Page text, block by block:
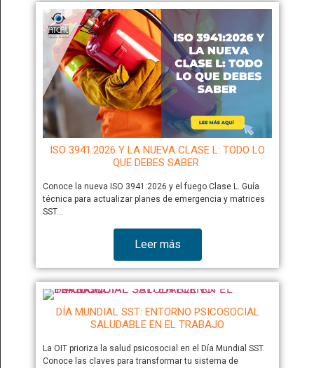
ISO 3941:2026 Y LA NUEVA CLASE L: TODO LO
QUE DEBES SABER
Conoce la nueva ISO 3941:2026 y el fuego Clase L. Guía
técnica para actualizar planes de emergencia y matrices
SST…
Leer más
DÍA MUNDIAL SST: ENTORNO PSICOSOCIAL
SALUDABLE EN EL TRABAJO
La OIT prioriza la salud psicosocial en el Día Mundial SST.
Conoce las claves para transformar tu sistema de